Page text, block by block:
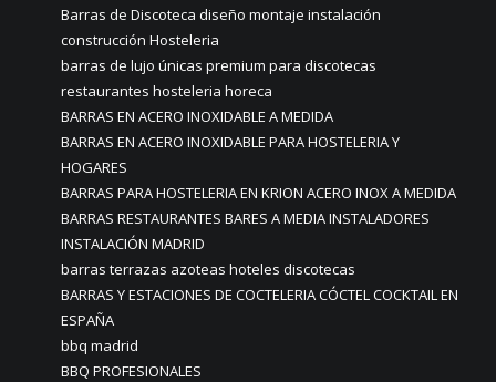
Barras de Discoteca diseño montaje instalación
construcción Hosteleria
barras de lujo únicas premium para discotecas
restaurantes hosteleria horeca
BARRAS EN ACERO INOXIDABLE A MEDIDA
BARRAS EN ACERO INOXIDABLE PARA HOSTELERIA Y
HOGARES
BARRAS PARA HOSTELERIA EN KRION ACERO INOX A MEDIDA
BARRAS RESTAURANTES BARES A MEDIA INSTALADORES
INSTALACIÓN MADRID
barras terrazas azoteas hoteles discotecas
BARRAS Y ESTACIONES DE COCTELERIA CÓCTEL COCKTAIL EN
ESPAÑA
bbq madrid
BBQ PROFESIONALES